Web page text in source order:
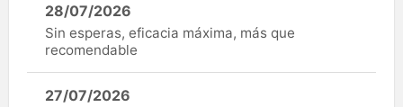
28/07/2026
Sin esperas, eficacia máxima, más que
recomendable
27/07/2026